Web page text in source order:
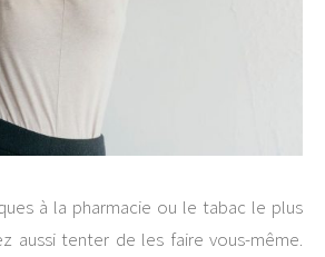
à la pharmacie ou le tabac le plus
aussi tenter de les faire vous-même.